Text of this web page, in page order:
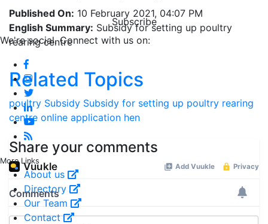
Subscribe
We're social. Connect with us on:
More Links
About us
Directory
Our Team
Contact
Published On: 10 February 2021, 04:07 PM
English Summary: Subsidy for setting up poultry
rearing centre
Related Topics
poultry Subsidy Subsidy for setting up poultry rearing
centre online application hen
Share your comments